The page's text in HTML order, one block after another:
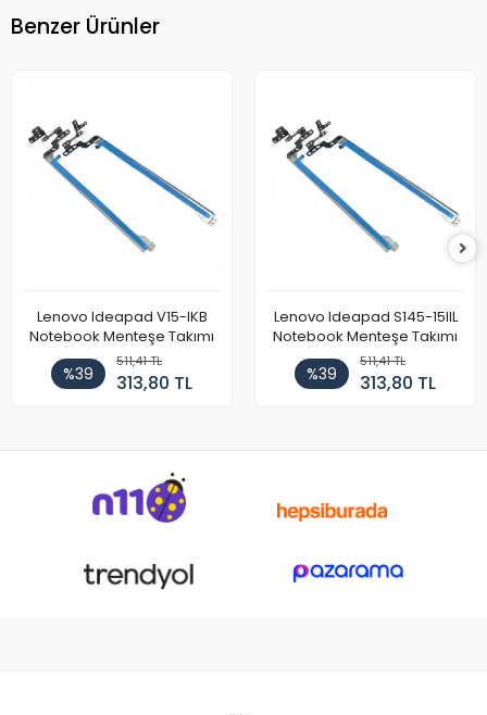
Benzer Ürünler
Lenovo Ideapad V15-IKB
Notebook Menteşe Takımı
%39
511,41 TL
313,80 TL
Lenovo Ideapad S145-15IIL
Notebook Menteşe Takımı
%39
511,41 TL
313,80 TL